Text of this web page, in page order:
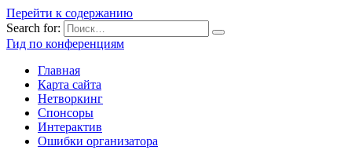
Перейти к содержанию
Search for:
Гид по конференциям
Главная
Карта сайта
Нетворкинг
Спонсоры
Интерактив
Ошибки организатора